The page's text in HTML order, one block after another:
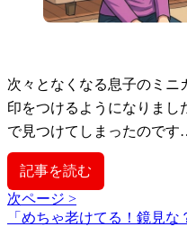
次々となくなる息子のミニ
印をつけるようになりまし
で見つけてしまったので
記事を読む
次ページ >
「めちゃ老けてる！鏡見